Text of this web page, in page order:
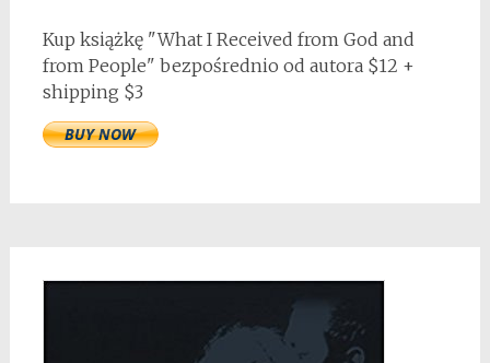
Kup książkę "What I Received from God and
from People" bezpośrednio od autora $12 +
shipping $3